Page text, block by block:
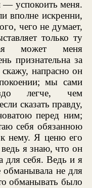
— успокоить меня.
вполне искренни,
чего не думает,
только ту
может меня
признательна за
напрасно он
мы сами
легче, чем
сказать правду,
перед ним;
себя обязанною
к нему. Я ценю его
я знаю, что он
для себя. Ведь и я
обманывала не для
обманывать было